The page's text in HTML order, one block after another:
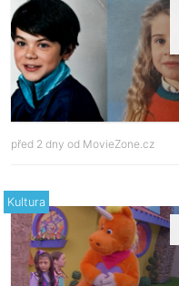
před 2 dny od MovieZone.cz
Kultura